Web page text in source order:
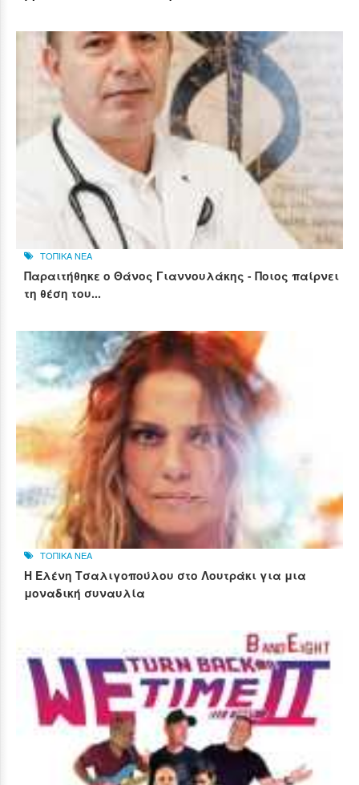
ΤΟΠΙΚΑ ΝΕΑ
Παραιτήθηκε ο Θάνος Γιαννουλάκης - Ποιος παίρνει
τη θέση του...
ΤΟΠΙΚΑ ΝΕΑ
Η Ελένη Τσαλιγοπούλου στο Λουτράκι για μια
μοναδική συναυλία